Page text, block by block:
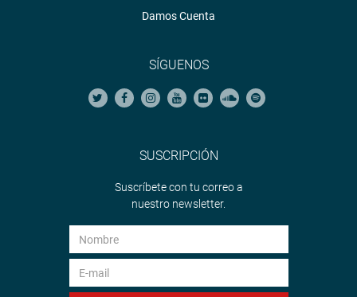
Damos Cuenta
SÍGUENOS
SUSCRIPCIÓN
Suscríbete con tu correo a
nuestro newsletter.